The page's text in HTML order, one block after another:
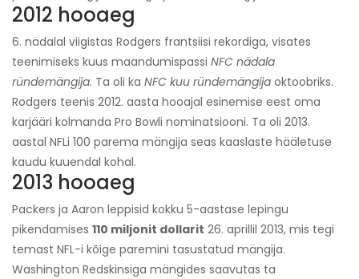
2012 hooaeg
6. nädalal viigistas Rodgers frantsiisi rekordiga, visates
teenimiseks kuus maandumispassi NFC nädala
ründemängija. Ta oli ka NFC kuu ründemängija oktoobriks.
Rodgers teenis 2012. aasta hooajal esinemise eest oma
karjääri kolmanda Pro Bowli nominatsiooni. Ta oli 2013.
aastal NFLi 100 parema mängija seas kaaslaste hääletuse
kaudu kuuendal kohal.
2013 hooaeg
Packers ja Aaron leppisid kokku 5-aastase lepingu
pikendamises 110 miljonit dollarit 26. aprillil 2013, mis tegi
temast NFL-i kõige paremini tasustatud mängija.
Washington Redskinsiga mängides saavutas ta